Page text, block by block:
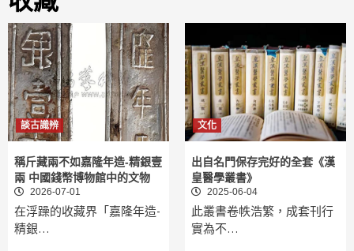
談古識辨
稱斤藏兩不如嘉隆年造-精銀壹
兩 中國錢幣博物館中的文物
2026-07-01
在浮躁的收藏界「嘉隆年造-
精銀…
文化
出自名門保存完好的全套《漢
皇醫學叢書》
2025-06-04
此叢書卷帙浩繁，成套刊行
實為不…